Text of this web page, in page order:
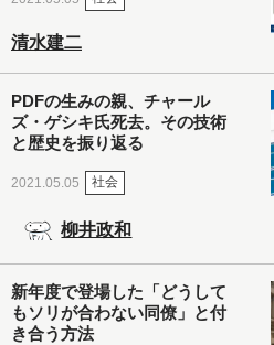
清水建二
PDFの生みの親、チャール
ズ・ゲシキ氏死去。その技術
と歴史を振り返る
2021.05.05 社会
柳井政和
新年度で登場した「どうして
もソリが合わない同僚」と付
き合う方法